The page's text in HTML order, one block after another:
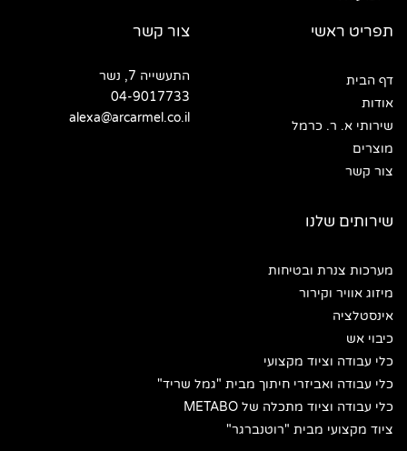
תפריט ראשי
דף הבית
אודות
שירותי א. ר. כרמל
מוצרים
צור קשר
שירותים שלנו
מערכות צנרת ובטיחות
מיזוג אוויר וקירור
אינסטלציה
כיבוי אש
כלי עבודה וציוד מקצועי
כלי עבודה ואביזרי חיתוך מבית "גמל שריד"
כלי עבודה וציוד מתכלה של METABO
ציוד מקצועי מבית "רוטנברגר"
צור קשר
התעשייה 7, נשר
04-9017733
alexa@arcarmel.co.il